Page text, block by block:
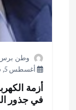
وطن
أغسطس 5, 2026
أزمة
في جذور